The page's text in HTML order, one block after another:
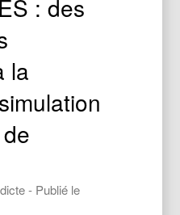
: des
la
- Publié le